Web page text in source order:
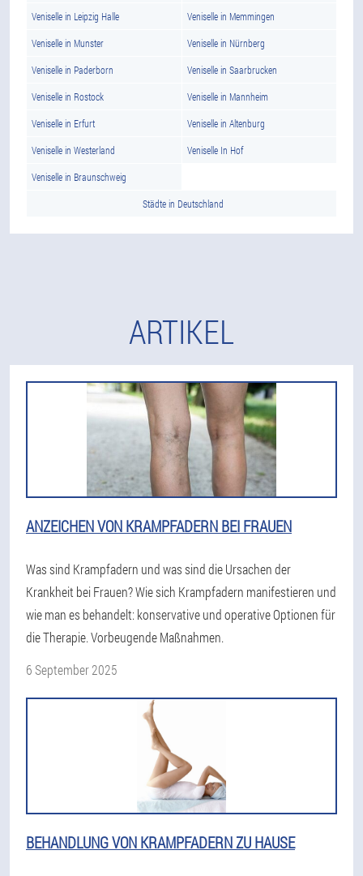
Veniselle in Leipzig Halle Veniselle in Memmingen
Veniselle in Munster Veniselle in Nürnberg
Veniselle in Paderborn Veniselle in Saarbrucken
Veniselle in Rostock Veniselle in Mannheim
Veniselle in Erfurt Veniselle in Altenburg
Veniselle in Westerland Veniselle In Hof
Veniselle in Braunschweig
Städte in Deutschland
ARTIKEL
ANZEICHEN VON KRAMPFADERN BEI FRAUEN
Was sind Krampfadern und was sind die Ursachen der
Krankheit bei Frauen? Wie sich Krampfadern manifestieren und
wie man es behandelt: konservative und operative Optionen für
die Therapie. Vorbeugende Maßnahmen.
6 September 2025
BEHANDLUNG VON KRAMPFADERN ZU HAUSE